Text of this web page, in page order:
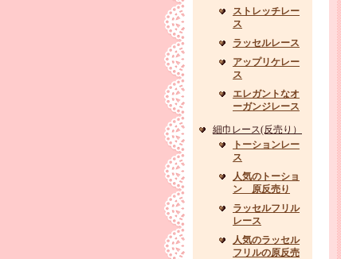
ストレッチレー
ス
ラッセルレース
アップリケレー
ス
エレガントなオ
ーガンジレース
細巾レース(反売り）
トーションレー
ス
人気のトーショ
ン 原反売り
ラッセルフリル
レース
人気のラッセル
フリルの原反売